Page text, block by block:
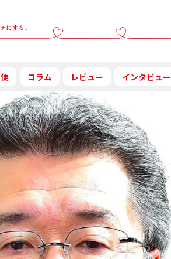
コラム レビュー インタビュー